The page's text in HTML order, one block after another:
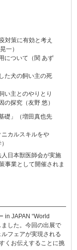
対策に有効と考え
一）
について（関 あず
た犬の飼い主の死
い主とのやりとり
の探究（友野 悠）
礎」（増田真也先
カルスキルをや
日本獣医師会が実施
事業として開催されま
in JAPAN “World
した。今回の出展で
フェアが実現される
くお伝えすることに挑